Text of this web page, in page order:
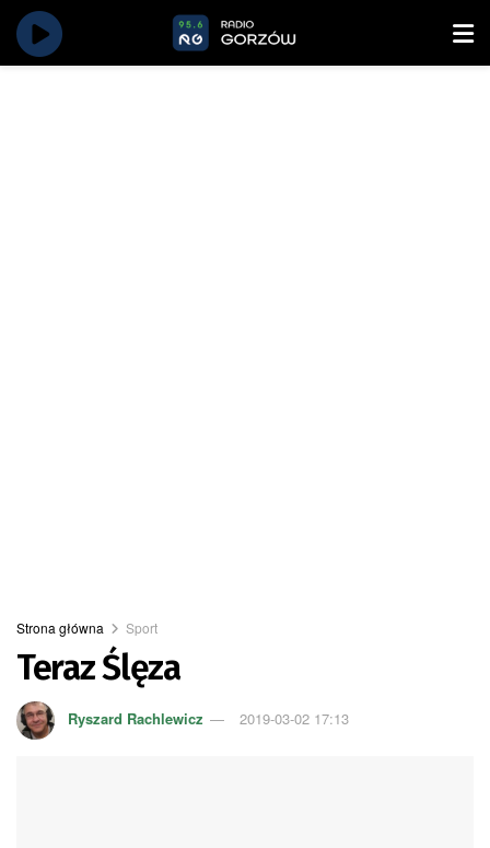
Strona główna Sport
Teraz Ślęza
Ryszard Rachlewicz 2019-03-02 17:13